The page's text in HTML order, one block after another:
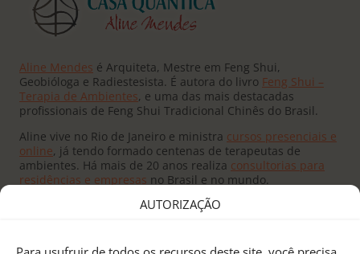
AUTORIZAÇÃO
Aline Mendes é Arquiteta, Mestre em Feng Shui,
Geobióloga e Radiestesista. É autora do livro Feng Shui –
Terapia de Ambientes, e uma das mais destacadas
profissionais de Feng Shui Tradicional Chinês do Brasil.
Aline vive no Rio de Janeiro e ministra cursos presenciais e
online, já tendo formado centenas de terapeutas de
ambientes. Há mais de 20 anos realiza consultorias para
residências e empresas no Brasil e no mundo.